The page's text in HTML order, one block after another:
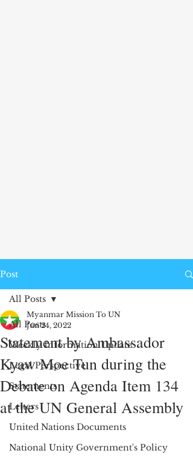
Post
All Posts
Weekly Information Update
Legal Perspective
Statements
Letters
United Nations Documents
National Unity Government's Policy
All Posts
Statement by Ambassador
Kyaw Moe Tun during the
Debate on Agenda Item 134
at the UN General Assembly
Myanmar Mission To UN
Jun 24, 2022